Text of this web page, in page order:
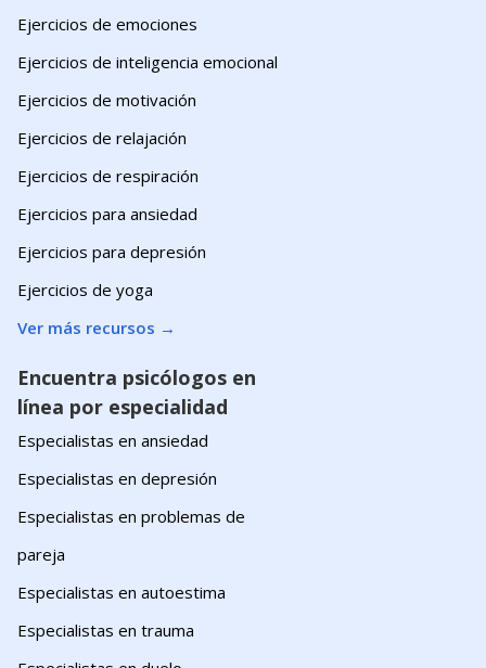
Ejercicios de emociones
Ejercicios de inteligencia emocional
Ejercicios de motivación
Ejercicios de relajación
Ejercicios de respiración
Ejercicios para ansiedad
Ejercicios para depresión
Ejercicios de yoga
Ver más recursos →
Encuentra psicólogos en
línea por especialidad
Especialistas en ansiedad
Especialistas en depresión
Especialistas en problemas de
pareja
Especialistas en autoestima
Especialistas en trauma